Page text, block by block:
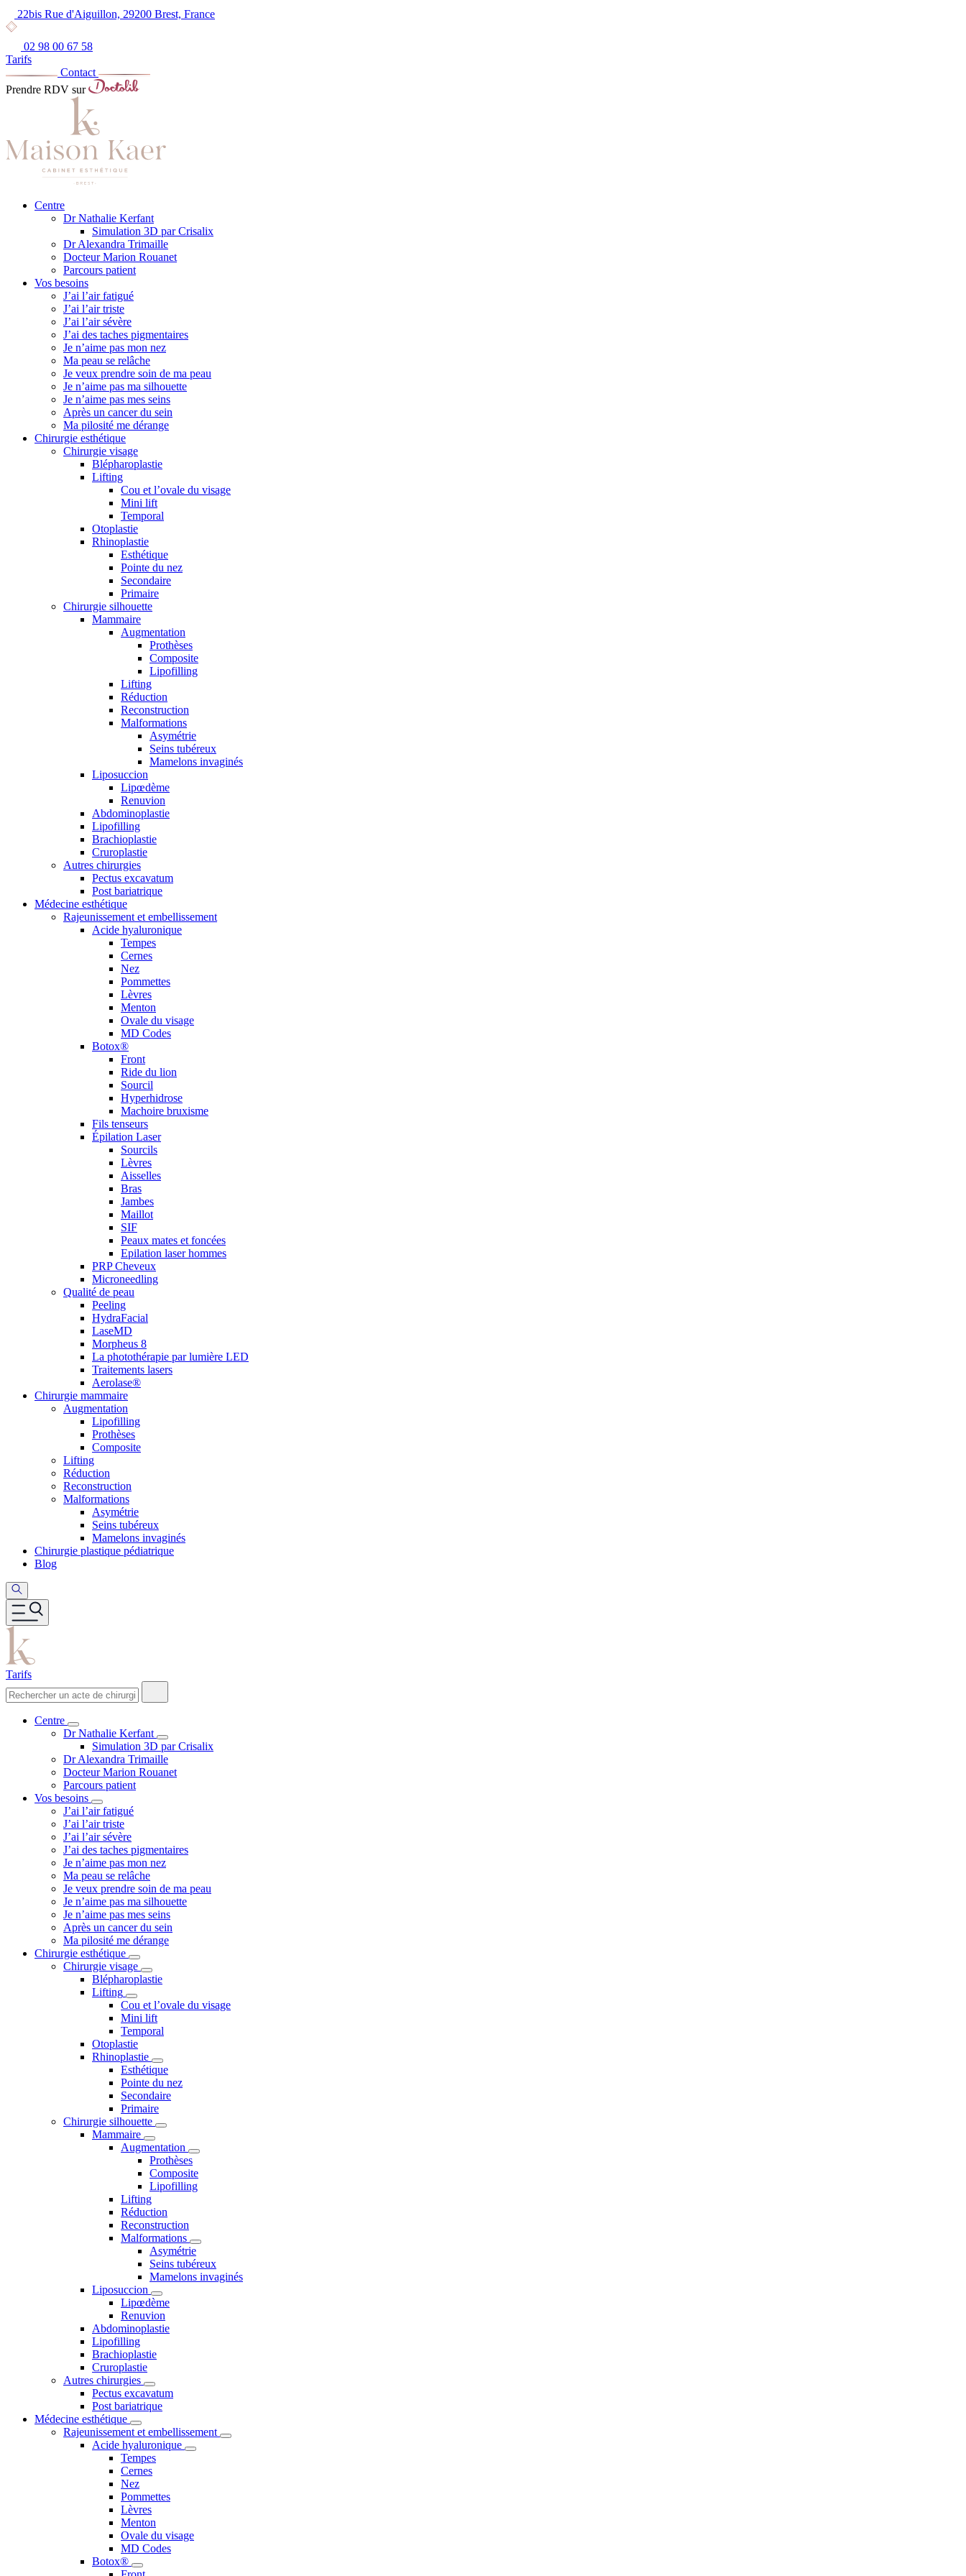
22bis Rue d'Aiguillon, 29200 Brest, France
02 98 00 67 58
Tarifs
Contact
Prendre RDV sur
Centre
Dr Nathalie Kerfant
Simulation 3D par Crisalix
Dr Alexandra Trimaille
Docteur Marion Rouanet
Parcours patient
Vos besoins
J’ai l’air fatigué
J’ai l’air triste
J’ai l’air sévère
J’ai des taches pigmentaires
Je n’aime pas mon nez
Ma peau se relâche
Je veux prendre soin de ma peau
Je n’aime pas ma silhouette
Je n’aime pas mes seins
Après un cancer du sein
Ma pilosité me dérange
Chirurgie esthétique
Chirurgie visage
Blépharoplastie
Lifting
Cou et l’ovale du visage
Mini lift
Temporal
Otoplastie
Rhinoplastie
Esthétique
Pointe du nez
Secondaire
Primaire
Chirurgie silhouette
Mammaire
Augmentation
Prothèses
Composite
Lipofilling
Lifting
Réduction
Reconstruction
Malformations
Asymétrie
Seins tubéreux
Mamelons invaginés
Liposuccion
Lipœdème
Renuvion
Abdominoplastie
Lipofilling
Brachioplastie
Cruroplastie
Autres chirurgies
Pectus excavatum
Post bariatrique
Médecine esthétique
Rajeunissement et embellissement
Acide hyaluronique
Tempes
Cernes
Nez
Pommettes
Lèvres
Menton
Ovale du visage
MD Codes
Botox®
Front
Ride du lion
Sourcil
Hyperhidrose
Machoire bruxisme
Fils tenseurs
Épilation Laser
Sourcils
Lèvres
Aisselles
Bras
Jambes
Maillot
SIF
Peaux mates et foncées
Epilation laser hommes
PRP Cheveux
Microneedling
Qualité de peau
Peeling
HydraFacial
LaseMD
Morpheus 8
La photothérapie par lumière LED
Traitements lasers
Aerolase®
Chirurgie mammaire
Augmentation
Lipofilling
Prothèses
Composite
Lifting
Réduction
Reconstruction
Malformations
Asymétrie
Seins tubéreux
Mamelons invaginés
Chirurgie plastique pédiatrique
Blog
Tarifs
Centre
Dr Nathalie Kerfant
Simulation 3D par Crisalix
Dr Alexandra Trimaille
Docteur Marion Rouanet
Parcours patient
Vos besoins
J’ai l’air fatigué
J’ai l’air triste
J’ai l’air sévère
J’ai des taches pigmentaires
Je n’aime pas mon nez
Ma peau se relâche
Je veux prendre soin de ma peau
Je n’aime pas ma silhouette
Je n’aime pas mes seins
Après un cancer du sein
Ma pilosité me dérange
Chirurgie esthétique
Chirurgie visage
Blépharoplastie
Lifting
Cou et l’ovale du visage
Mini lift
Temporal
Otoplastie
Rhinoplastie
Esthétique
Pointe du nez
Secondaire
Primaire
Chirurgie silhouette
Mammaire
Augmentation
Prothèses
Composite
Lipofilling
Lifting
Réduction
Reconstruction
Malformations
Asymétrie
Seins tubéreux
Mamelons invaginés
Liposuccion
Lipœdème
Renuvion
Abdominoplastie
Lipofilling
Brachioplastie
Cruroplastie
Autres chirurgies
Pectus excavatum
Post bariatrique
Médecine esthétique
Rajeunissement et embellissement
Acide hyaluronique
Tempes
Cernes
Nez
Pommettes
Lèvres
Menton
Ovale du visage
MD Codes
Botox®